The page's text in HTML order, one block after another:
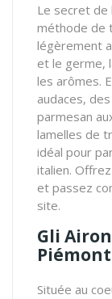
Le secret de
méthode de
légèrement
et le germe,
les arômes.
audaces,
parmesan
lamelles de
idéal pour
italien.
et passez
site.
Gli
Située au